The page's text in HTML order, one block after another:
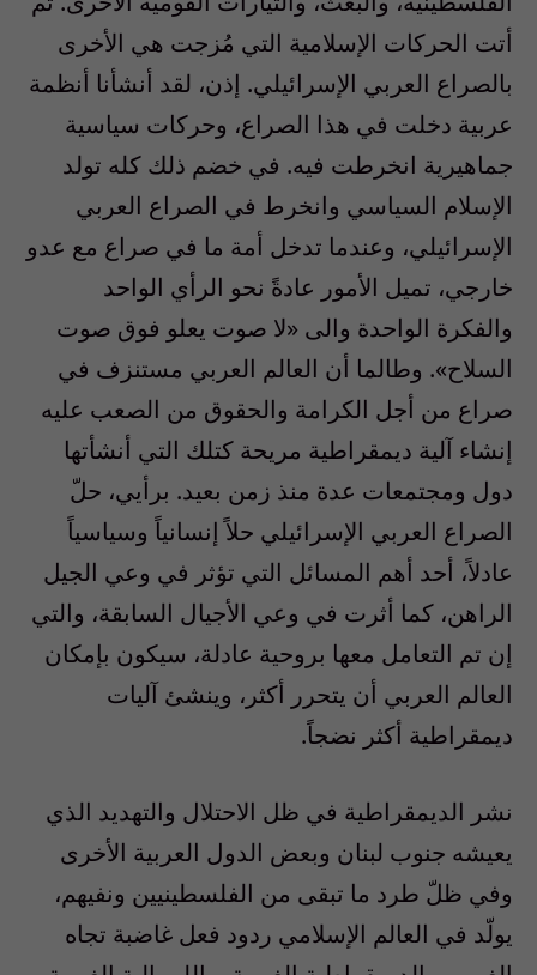
أتت الحركات الإسلامية التي مُزجت هي الأخرى
بالصراع العربي الإسرائيلي. إذن، لقد أنشأنا أنظمة
عربية دخلت في هذا الصراع، وحركات سياسية
جماهيرية انخرطت فيه. في خضم ذلك كله تولد
الإسلام السياسي وانخرط في الصراع العربي
الإسرائيلي، وعندما تدخل أمة ما في صراع مع عدو
خارجي، تميل الأمور عادةً نحو الرأي الواحد
والفكرة الواحدة والى «لا صوت يعلو فوق صوت
السلاح». وطالما أن العالم العربي مستنزف في
صراع من أجل الكرامة والحقوق من الصعب عليه
إنشاء آلية ديمقراطية مريحة كتلك التي أنشأتها
دول ومجتمعات عدة منذ زمن بعيد. برأيي، حلّ
الصراع العربي الإسرائيلي حلاً إنسانياً وسياسياً
عادلاً، أحد أهم المسائل التي تؤثر في وعي الجيل
الراهن، كما أثرت في وعي الأجيال السابقة، والتي
إن تم التعامل معها بروحية عادلة، سيكون بإمكان
العالم العربي أن يتحرر أكثر، وينشئ آليات
ديمقراطية أكثر نضجاً.
نشر الديمقراطية في ظل الاحتلال والتهديد الذي
يعيشه جنوب لبنان وبعض الدول العربية الأخرى
وفي ظلّ طرد ما تبقى من الفلسطينيين ونفيهم،
يولّد في العالم الإسلامي ردود فعل غاضبة تجاه